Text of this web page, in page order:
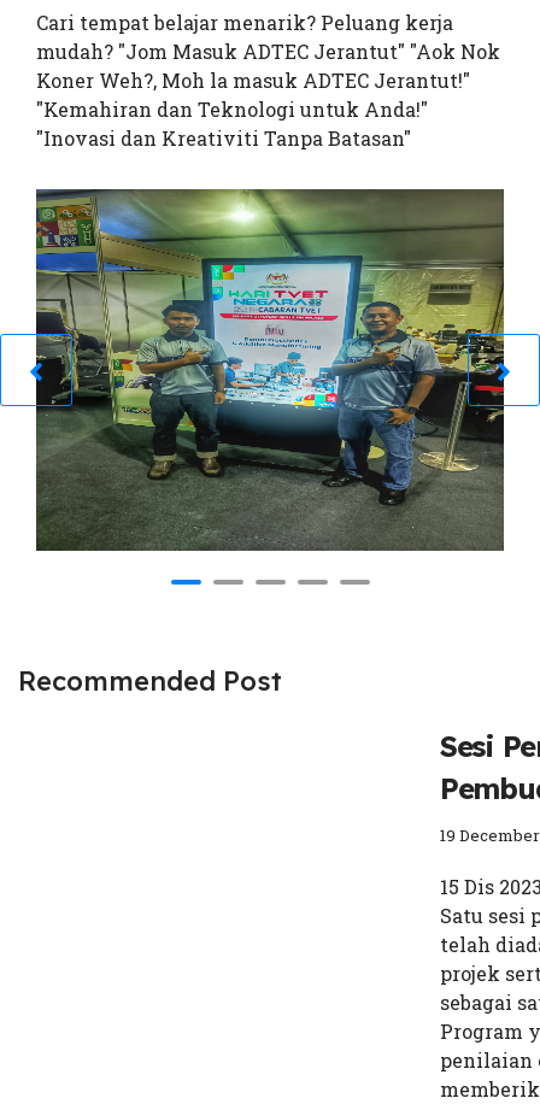
Cari tempat belajar menarik? Peluang kerja
mudah? "Jom Masuk ADTEC Jerantut" "Aok Nok
Koner Weh?, Moh la masuk ADTEC Jerantut!"
"Kemahiran dan Teknologi untuk Anda!"
"Inovasi dan Kreativiti Tanpa Batasan"
Recommended Post
Sesi
19
15 Dis
Satu sesi
telah
projek
sebagai
Program
penilaian